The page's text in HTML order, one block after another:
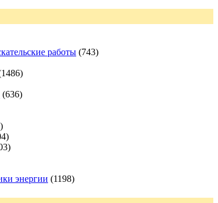
работы (743)
(636)
энергии (1198)